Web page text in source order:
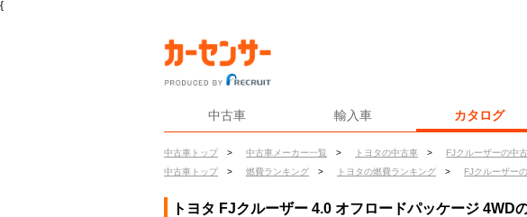
{
中古車 輸入車 カタログ
中古車トップ > 中古車メーカー一覧 > トヨタの中古車 > FJクルーザーの中
中古車トップ
> 燃費ランキング > トヨタの燃費ランキング > FJクルーザー
トヨタ FJクルーザー 4.0 オフロードパッケージ 4WD